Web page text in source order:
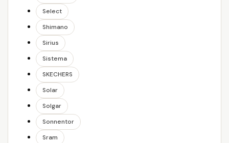
Select
Shimano
Sirius
Sistema
SKECHERS
Solar
Solgar
Sonnentor
Sram